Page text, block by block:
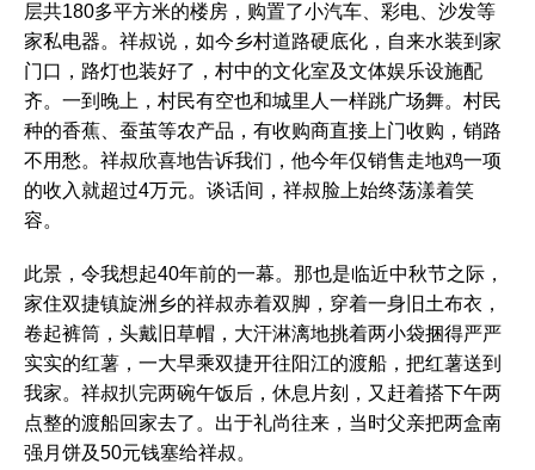
层共180多平方米的楼房，购置了小汽车、彩电、沙发等
家私电器。祥叔说，如今乡村道路硬底化，自来水装到家
门口，路灯也装好了，村中的文化室及文体娱乐设施配
齐。一到晚上，村民有空也和城里人一样跳广场舞。村民
种的香蕉、蚕茧等农产品，有收购商直接上门收购，销路
不用愁。祥叔欣喜地告诉我们，他今年仅销售走地鸡一项
的收入就超过4万元。谈话间，祥叔脸上始终荡漾着笑
容。
此景，令我想起40年前的一幕。那也是临近中秋节之际，
家住双捷镇旋洲乡的祥叔赤着双脚，穿着一身旧土布衣，
卷起裤筒，头戴旧草帽，大汗淋漓地挑着两小袋捆得严严
实实的红薯，一大早乘双捷开往阳江的渡船，把红薯送到
我家。祥叔扒完两碗午饭后，休息片刻，又赶着搭下午两
点整的渡船回家去了。出于礼尚往来，当时父亲把两盒南
强月饼及50元钱塞给祥叔。